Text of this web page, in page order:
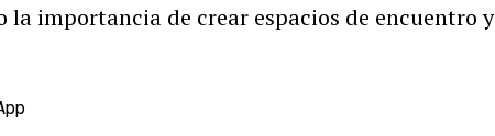
importancia de crear espacios de encuentro y